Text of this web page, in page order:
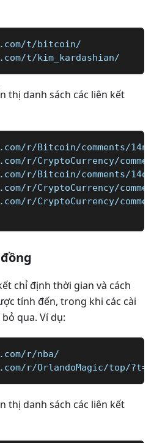
t/bitcoin/
t/kim_kardashian/
thị danh sách các liên kết
r/Bitcoin/comments/
r/CryptoCurrency/
r/Bitcoin/comments/
r/CryptoCurrency/
r/CryptoCurrency/
chỉ định thời gian và cách
tính đến, trong khi các cài
qua. Ví dụ:
r/nba/
r/OrlandoMagic/top/
thị danh sách các liên kết